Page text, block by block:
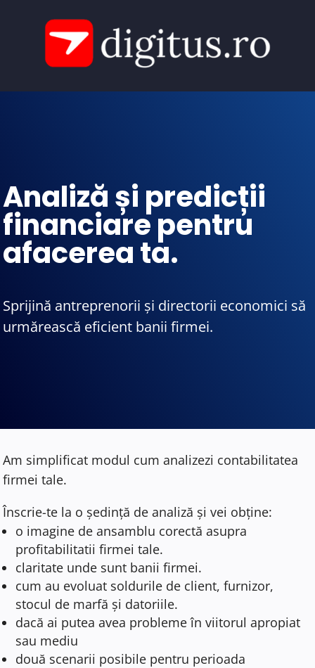
Analiză și predicții
financiare pentru
afacerea ta.
Sprijină antreprenorii și directorii economici să
urmărească eficient banii firmei.
Am simplificat modul cum analizezi contabilitatea
firmei tale.
Înscrie-te la o ședință de analiză și vei obține:
o imagine de ansamblu corectă asupra
profitabilitatii firmei tale.
claritate unde sunt banii firmei.
cum au evoluat soldurile de client, furnizor,
stocul de marfă și datoriile.
dacă ai putea avea probleme în viitorul apropiat
sau mediu
două scenarii posibile pentru perioada